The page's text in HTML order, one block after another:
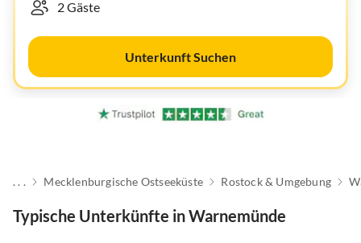
Unterkunft Suchen
. . . Mecklenburgische Ostseeküste Rostock & Umgebung
Typische Unterkünfte in Warnemünde